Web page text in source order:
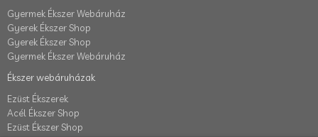
Gyermek Ékszer Webáruház
Gyerek Ékszer Shop
Gyerek Ékszer Shop
Gyermek Ékszer Webáruház
Ékszer webáruházak
Ezüst Ékszerek
Acél Ékszer Shop
Ezüst Ékszer Shop